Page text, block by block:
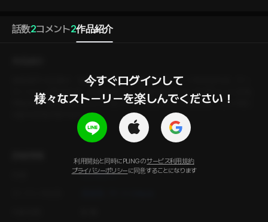
話数2コメント2作品紹介
今すぐログインして
様々なストーリーを楽しんでください！
利用開始と同時にPLINGのサービス利用規約
プライバシーポリシーに同意することになります
体操選手の広瀬は、地元のイベントで着るオーダースーツを作るため、テー
ラーショップを訪れる。店員の樋口は、広瀬の体型に合ったデザインと生地
を勧める。樋口が採寸しようと近づくと、緊張を走らせる広瀬。二人の間に
は妙な空気が流れるが…。
ウンモクソ